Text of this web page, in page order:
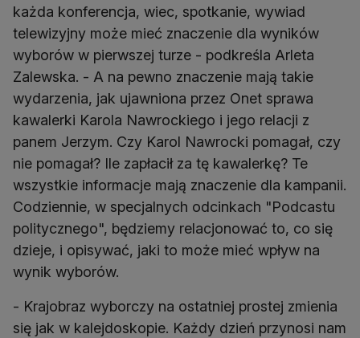
każda konferencja, wiec, spotkanie, wywiad
telewizyjny może mieć znaczenie dla wyników
wyborów w pierwszej turze - podkreśla Arleta
Zalewska. - A na pewno znaczenie mają takie
wydarzenia, jak ujawniona przez Onet sprawa
kawalerki Karola Nawrockiego i jego relacji z
panem Jerzym. Czy Karol Nawrocki pomagał, czy
nie pomagał? Ile zapłacił za tę kawalerkę? Te
wszystkie informacje mają znaczenie dla kampanii.
Codziennie, w specjalnych odcinkach "Podcastu
politycznego", będziemy relacjonować to, co się
dzieje, i opisywać, jaki to może mieć wpływ na
wynik wyborów.
- Krajobraz wyborczy na ostatniej prostej zmienia
się jak w kalejdoskopie. Każdy dzień przynosi nam